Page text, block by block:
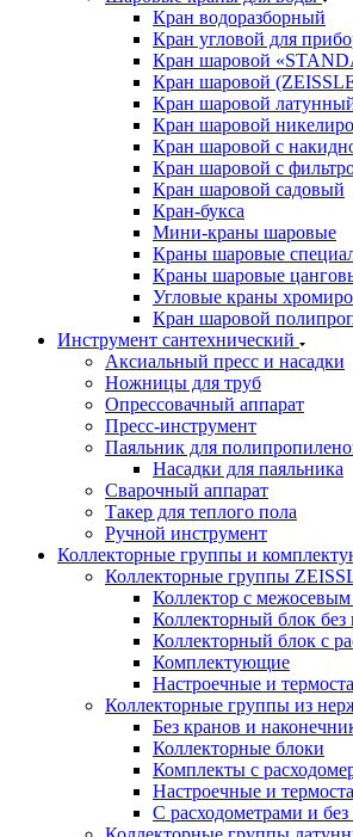
Кран водоразборный
Кран угловой для
Кран шаровой
Кран шаровой
Кран шаровой
Кран шаровой
Кран шаровой с
Кран шаровой с
Кран шаровой садовый
Кран-букса
Мини-краны шаровые
Краны шаровые
Краны шаровые
Угловые краны
Кран шаровой
Инструмент сантехнический
Аксиальный пресс и насадки
Ножницы для труб
Опрессовачный аппарат
Пресс-инструмент
Паяльник для
Насадки для паяльника
Сварочный аппарат
Такер для теплого пола
Ручной инструмент
Коллекторные группы и
Коллекторные группы
Коллектор с межосевым
Коллекторный блок без
Коллекторный блок с
Комплектующие
Настроечные и
Коллекторные группы из
Без кранов и
Коллекторные блоки
Комплекты с
Настроечные и
С расходометрами и без